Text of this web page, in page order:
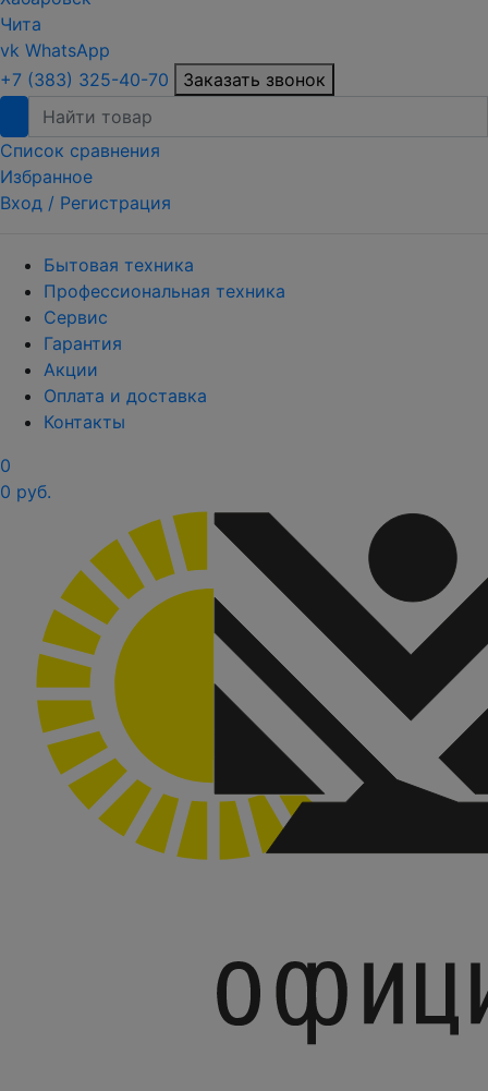
Чита
vk WhatsApp
+7 (383) 325-40-70
Заказать звонок
Список сравнения
Избранное
Вход / Регистрация
Бытовая техника
Профессиональная техника
Сервис
Гарантия
Акции
Оплата и доставка
Контакты
0
0 руб.